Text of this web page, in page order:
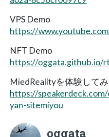
VPS Demo
https://
NFT Demo
https://oggata.github.io/
MiedRealityを体験してみ
https://
yan-sitemiyou
oggata